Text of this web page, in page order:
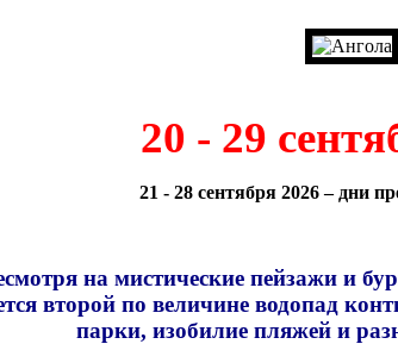
20 - 29
21 - 28 сентября 2026 – дни
на мистические пейзажи и
второй по величине водопад
парки, изобилие пляжей и